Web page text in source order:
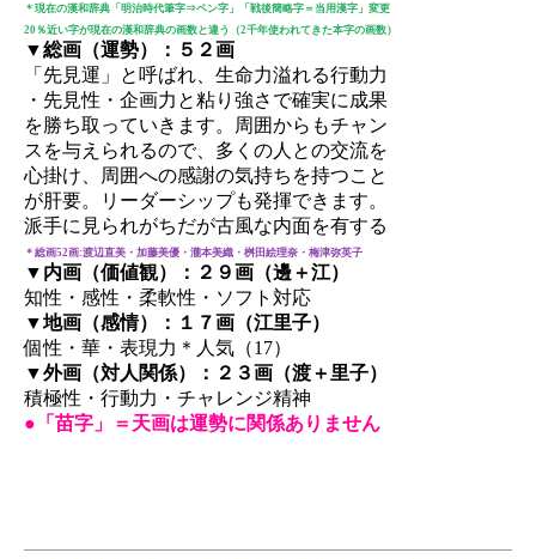
＊現在の漢和辞典「明治時代筆字⇒ペン字」「戦後簡略字＝当用漢字」変更
20％近い字が現在の漢和辞典の画数と違う（2千年使われてきた本字の画数）
▼総画（運勢）：５２画
「先見運」と呼ばれ、生命力溢れる行動力
・先見性・企画力と粘り強さで確実に成果
を勝ち取っていきます。周囲からもチャン
スを与えられるので、多くの人との交流を
心掛け、周囲への感謝の気持ちを持つこと
が肝要。リーダーシップも発揮できます。
派手に見られがちだが古風な内面を有する
＊総画52画:渡辺直美・加藤美優・瀧本美織・桝田絵理奈・梅津弥英子
▼内画（価値観）：２９画（邊＋江）
知性・感性・柔軟性・ソフト対応
▼地画（感情）：１７画（江里子）
個性・華・表現力＊人気（17）
▼外画（対人関係）：２３画（渡＋里子）
積極性・行動力・チャレンジ精神
●「苗字」＝天画は運勢に関係ありません